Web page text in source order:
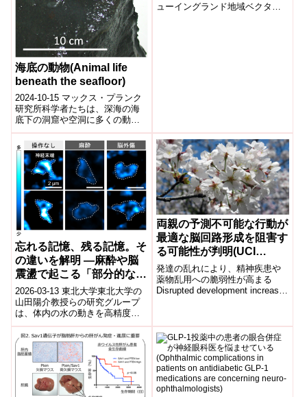
海底の動物(Animal life
beneath the seafloor)
2024-10-15 マックス・プランク
研究所科学者たちは、深海の海
底下の洞窟や空洞に多くの動物
が生息していることを発見しま
した。特に、熱水噴出孔周辺の
海底下に...
ューイングランド地域ベクター
忘れる記憶、残る記憶。そ
の違いを解明 ―麻酔や脳
震盪で起こる「部分的な記
憶喪失」の仕組みー
2026-03-13 東北大学東北大学の
山田陽介教授らの研究グループ
は、体内の水の動きを高精度で
測定する二重標識水法を用い、
高齢者の水代謝が暑さによって
どのよう...
両親の予測不可能な行動が
最適な脳回路形成を阻害す
る可能性が判明(UCI
research finds parents’
unpredictable behavior
may impair optimal brain
発達の乱れにより、精神疾患や
薬物乱用への脆弱性が高まる
Disrupted development increases